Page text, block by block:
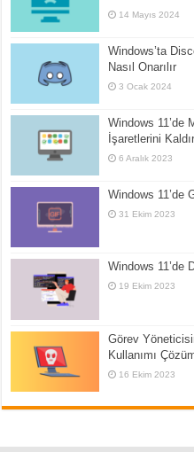
14 Mayıs 2024
Windows’ta
Nasıl Onarılır
3 Ocak 2024
Windows 11’de
İşaretlerini
6 Aralık 2023
Windows 11’de
31 Ekim 2023
Windows 11’de
19 Ekim 2023
Görev
Kullanımı
16 Ekim 2023